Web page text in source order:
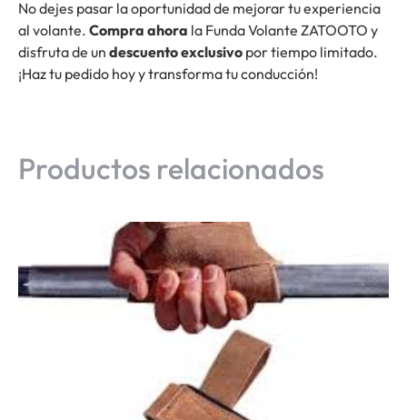
No dejes pasar la oportunidad de mejorar tu experiencia
al volante. Compra ahora la Funda Volante ZATOOTO y
disfruta de un descuento exclusivo por tiempo limitado.
¡Haz tu pedido hoy y transforma tu conducción!
Productos relacionados